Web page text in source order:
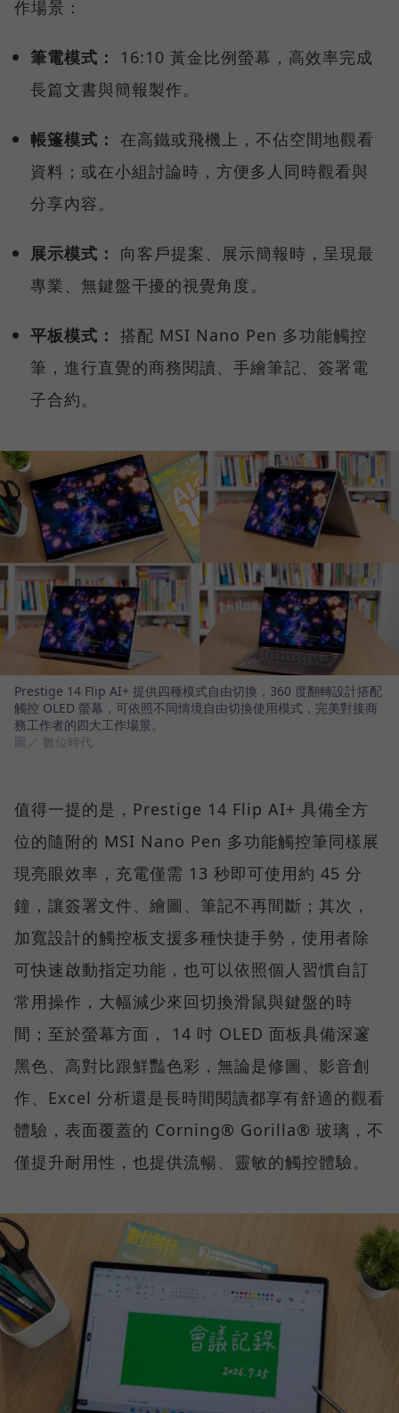
作場景：
筆電模式：
16:10 黃金比例螢幕，高效率完成
長篇文書與簡報製作。
帳篷模式： 在高鐵或飛機上，不佔空間地觀看
資料；或在小組討論時，方便多人同時觀看與
分享內容。
展示模式：
向客戶提案、展示簡報時，呈現最
專業、無鍵盤干擾的視覺角度。
平板模式： 搭配 MSI Nano Pen 多功能觸控
筆，進行直覺的商務閱讀、手繪筆記、簽署電
子合約。
Prestige 14 Flip AI+ 提供四種模式自由切換，360 度翻轉設計搭配
觸控 OLED 螢幕，可依照不同情境自由切換使用模式，完美對接商
務工作者的四大工作場景。
圖／ 數位時代
值得一提的是，Prestige 14 Flip AI+ 具備全方
位的隨附的 MSI Nano Pen 多功能觸控筆同樣展
現亮眼效率，充電僅需 13 秒即可使用約 45 分
鐘，讓簽署文件、繪圖、筆記不再間斷；其次，
加寬設計的觸控板支援多種快捷手勢，使用者除
可快速啟動指定功能，也可以依照個人習慣自訂
常用操作，大幅減少來回切換滑鼠與鍵盤的時
間；至於螢幕方面， 14 吋 OLED 面板具備深邃
黑色、高對比跟鮮豔色彩，無論是修圖、影音創
作、Excel 分析還是長時間閱讀都享有舒適的觀看
體驗，表面覆蓋的 Corning® Gorilla® 玻璃，不
僅提升耐用性，也提供流暢、靈敏的觸控體驗。